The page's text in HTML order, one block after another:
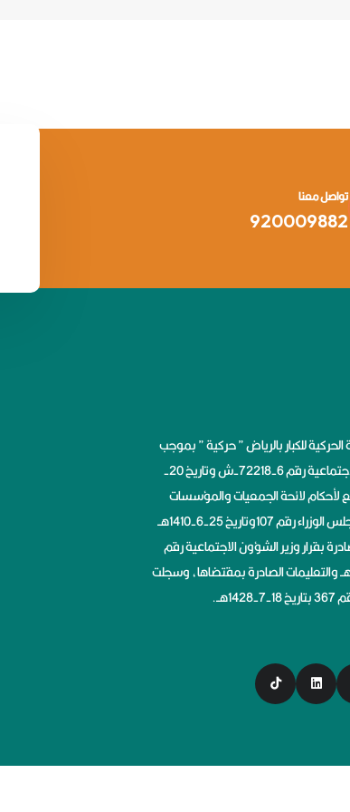
تواصل معنا
920009882
للكبار بالرياض ” حركية ” بموجب
خطاب وزارة الشؤون الإجتماعية رقم 6-72218-ش وتاريخ 20-
تخضع لأحكام لائحة الجمعيات والمؤسسات
الخيرية الصادرة بقرار مجلس الوزراء رقم 107وتاريخ 25-6-1410هــ
بقرار وزير الشؤون الاجتماعية رقم
وتاريخ 30-1-1412هــ والتعليمات الصادرة بمقتضاها، وسجلت